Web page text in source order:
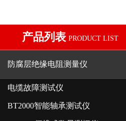
产品列表 PRODUCT LIST
防腐层绝缘电阻测量仪
电缆故障测试仪
BT2000智能轴承测试仪